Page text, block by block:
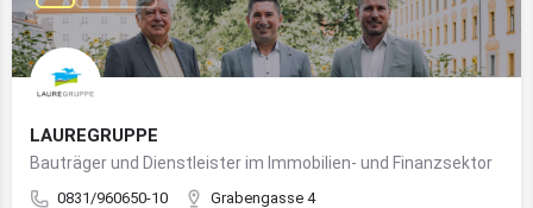
LAUREGRUPPE
Bauträger und Dienstleister im Immobilien- und Finanzsektor
0831/960650-10 Grabengasse 4